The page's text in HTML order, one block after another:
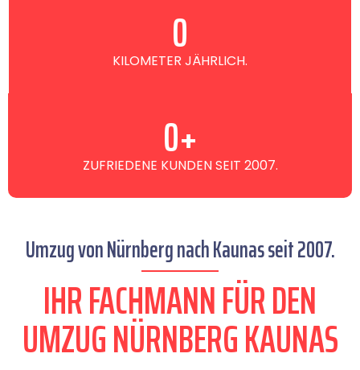
KILOMETER JÄHRLICH.
0
ZUFRIEDENE KUNDEN SEIT 2007.
0+
Umzug von Nürnberg nach Kaunas seit 2007.
IHR FACHMANN FÜR DEN
UMZUG NÜRNBERG KAUNAS